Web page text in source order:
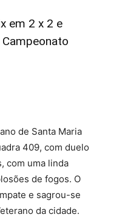
em 2 x 2 e
de Santa Maria
409, com duelo
com uma linda
de fogos. O
e sagrou-se
da cidade.